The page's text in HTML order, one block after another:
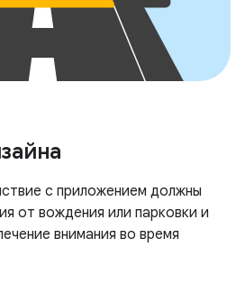
с приложением должны
от вождения или парковки и
внимания во время